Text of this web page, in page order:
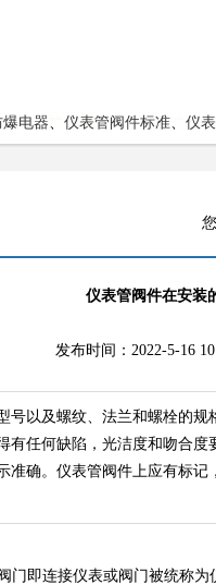
爆电器、 仪表管阀件标准、 仪
您
仪表管阀件在安装
发布时间：2022-5-16
及螺纹、法兰和螺栓的规格和
得有任何缺陷，光洁度和吻
指示准确。仪表管阀件上应有
阀门即连接仪表或阀门被统称